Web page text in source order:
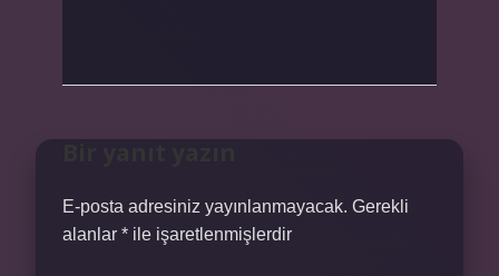
E-posta adresiniz yayınlanmayacak. Gerekli
alanlar * ile işaretlenmişlerdir